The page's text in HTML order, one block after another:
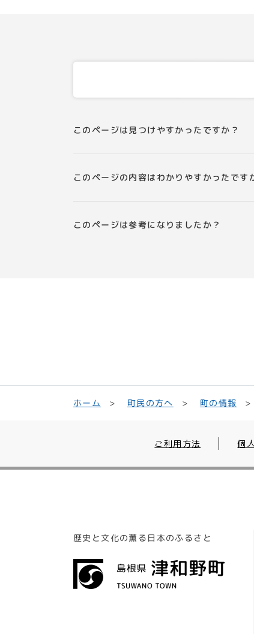
このページは見つけやすかったですか？
このページの内容はわかりやすかったです
このページは参考になりましたか？
ホーム 町民の方へ 町の情報
ご利用方法 個
歴史と文化の薫る日本のふるさと